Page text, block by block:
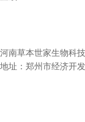
河南草本世家生物科
地址：郑州市经济开